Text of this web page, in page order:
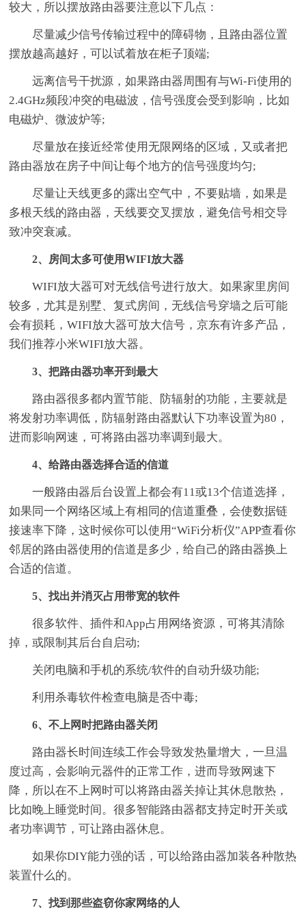
较大，所以摆放路由器要注意以下几点：
尽量减少信号传输过程中的障碍物，且路由器位置
摆放越高越好，可以试着放在柜子顶端;
远离信号干扰源，如果路由器周围有与Wi-Fi使用的
2.4GHz频段冲突的电磁波，信号强度会受到影响，比如
电磁炉、微波炉等;
尽量放在接近经常使用无限网络的区域，又或者把
路由器放在房子中间让每个地方的信号强度均匀;
尽量让天线更多的露出空气中，不要贴墙，如果是
多根天线的路由器，天线要交叉摆放，避免信号相交导
致冲突衰减。
2、房间太多可使用WIFI放大器
WIFI放大器可对无线信号进行放大。如果家里房间
较多，尤其是别墅、复式房间，无线信号穿墙之后可能
会有损耗，WIFI放大器可放大信号，京东有许多产品，
我们推荐小米WIFI放大器。
3、把路由器功率开到最大
路由器很多都内置节能、防辐射的功能，主要就是
将发射功率调低，防辐射路由器默认下功率设置为80，
进而影响网速，可将路由器功率调到最大。
4、给路由器选择合适的信道
一般路由器后台设置上都会有11或13个信道选择，
如果同一个网络区域上有相同的信道重叠，会使数据链
接速率下降，这时候你可以使用“WiFi分析仪”APP查看你
邻居的路由器使用的信道是多少，给自己的路由器换上
合适的信道。
5、找出并消灭占用带宽的软件
很多软件、插件和App占用网络资源，可将其清除
掉，或限制其后台自启动;
关闭电脑和手机的系统/软件的自动升级功能;
利用杀毒软件检查电脑是否中毒;
6、不上网时把路由器关闭
路由器长时间连续工作会导致发热量增大，一旦温
度过高，会影响元器件的正常工作，进而导致网速下
降，所以在不上网时可以将路由器关掉让其休息散热，
比如晚上睡觉时间。很多智能路由器都支持定时开关或
者功率调节，可让路由器休息。
如果你DIY能力强的话，可以给路由器加装各种散热
装置什么的。
7、找到那些盗窃你家网络的人